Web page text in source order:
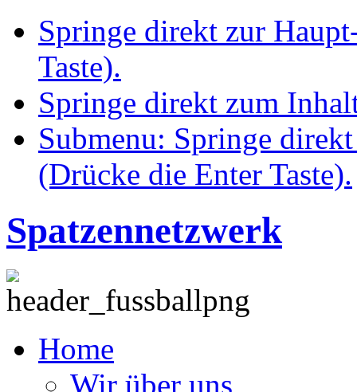
Springe direkt zur
Taste).
Springe direkt zum
Submenu: Springe
(Drücke die Enter Taste).
Spatzennetzwerk
Home
Wir über uns